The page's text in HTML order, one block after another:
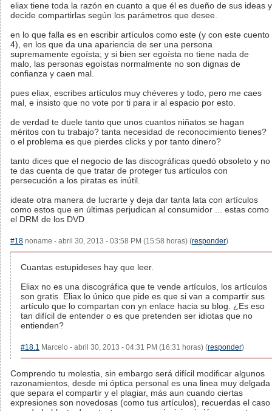
eliax tiene toda la razón en cuanto a que él es dueño de sus ideas y
decide compartirlas según los parámetros que desee.
en lo que falla es en escribir artículos como este (y con este cuento
4), en los que da una apariencia de ser una persona
supremamente egoísta; y si bien ser egoísta no tiene nada de
malo, las personas egoístas normalmente no son dignas de
confianza y caen mal.
pues eliax, escribes artículos muy chéveres y todo, pero me caes
mal, e insisto que no vote por ti para ir al espacio por esto.
de verdad te duele tanto que unos cuantos niñatos se hagan
méritos con tu trabajo? tanta necesidad de reconocimiento tienes?
o el problema es que pierdes clicks y por tanto dinero?
tanto dices que el negocio de las discográficas quedó obsoleto y no
te das cuenta de que tratar de proteger tus artículos con
persecución a los piratas es inútil.
ideate otra manera de lucrarte y deja dar tanta lata con artículos
como estos que en últimas perjudican al consumidor ... estas como
el DRM de los DVD
#18 noname - abril 30, 2013 - 03:58 PM (15:58 horas) (responder)
Cuantas estupideses hay que leer.
Eliax no es una discográfica que te vende artículos, los artículos
son gratis. Eliax lo único que pide es que si van a compartir sus
artículo que lo compartan con yn enlace hacia su blog. ¿Es eso
tan difícil de entender o es que pretenden ser idiotas que no
entienden?
#18.1 Marcelo - abril 30, 2013 - 04:31 PM (16:31 horas) (responder)
Comprendo tu molestia, sin embargo será difícil modificar algunos
razonamientos, desde mi óptica personal es una linea muy delgada
que separa el compartir y el plagiar, más aun cuando ciertas
expresiones son novedosas (como tus artículos), recuerdas el caso